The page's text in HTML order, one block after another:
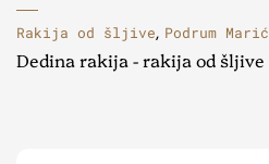
Rakija od šljive, Podrum Marić
Dedina rakija - rakija od šljive